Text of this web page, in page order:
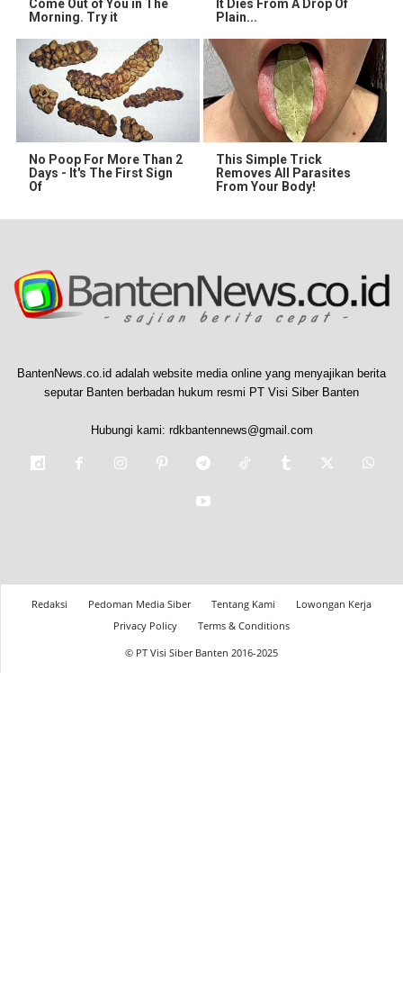
Come Out of You in The
Morning. Try it
It Dies From A Drop Of
Plain...
No Poop For More Than 2
Days - It's The First Sign
Of
This Simple Trick
Removes All Parasites
From Your Body!
BantenNews.co.id adalah website media online yang menyajikan berita
seputar Banten berbadan hukum resmi PT Visi Siber Banten
Hubungi kami: rdkbantennews@gmail.com
Redaksi Pedoman Media Siber Tentang Kami
Lowongan Kerja
Privacy Policy
Terms & Conditions
© PT Visi Siber Banten 2016-2025